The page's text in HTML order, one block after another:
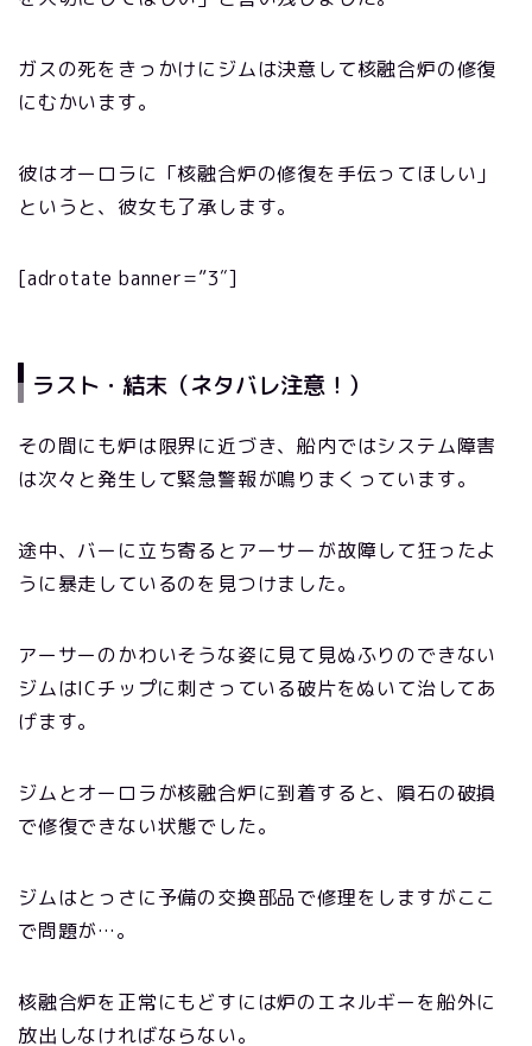
ガスの死をきっかけにジムは決意して核融合炉の修復
にむかいます。
彼はオーロラに「核融合炉の修復を手伝ってほしい」
というと、彼女も了承します。
[adrotate banner=”3″]
ラスト・結末（ネタバレ注意！）
その間にも炉は限界に近づき、船内ではシステム障害
は次々と発生して緊急警報が鳴りまくっています。
途中、バーに立ち寄るとアーサーが故障して狂ったよ
うに暴走しているのを見つけました。
アーサーのかわいそうな姿に見て見ぬふりのできない
ジムはICチップに刺さっている破片をぬいて治してあ
げます。
ジムとオーロラが核融合炉に到着すると、隕石の破損
で修復できない状態でした。
ジムはとっさに予備の交換部品で修理をしますがここ
で問題が…。
核融合炉を正常にもどすには炉のエネルギーを船外に
放出しなければならない。